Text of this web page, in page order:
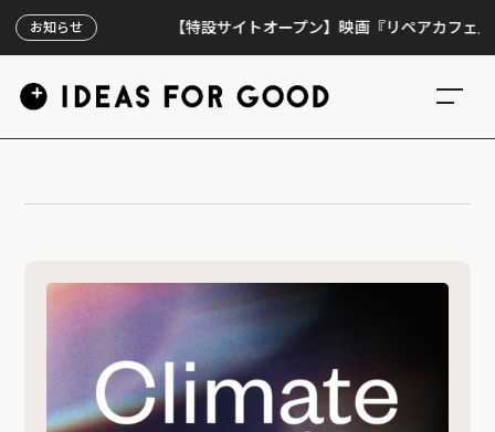
お知らせ 【特設サイトオープン】映画『リペアカフェ』、